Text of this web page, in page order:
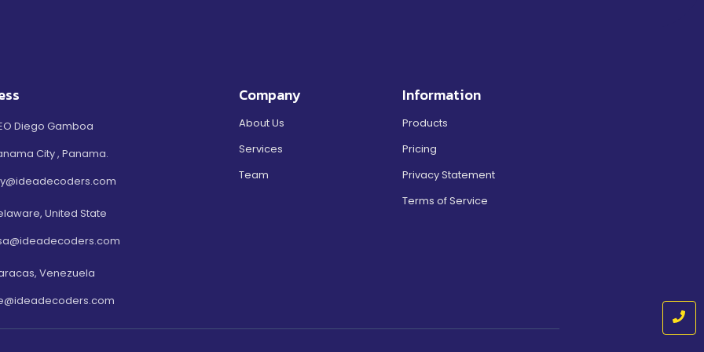
Diego Gamboa
City , Panama.
United State
Venezuela
Company
About Us
Services
Team
Information
Products
Pricing
Privacy Statement
Terms of Service